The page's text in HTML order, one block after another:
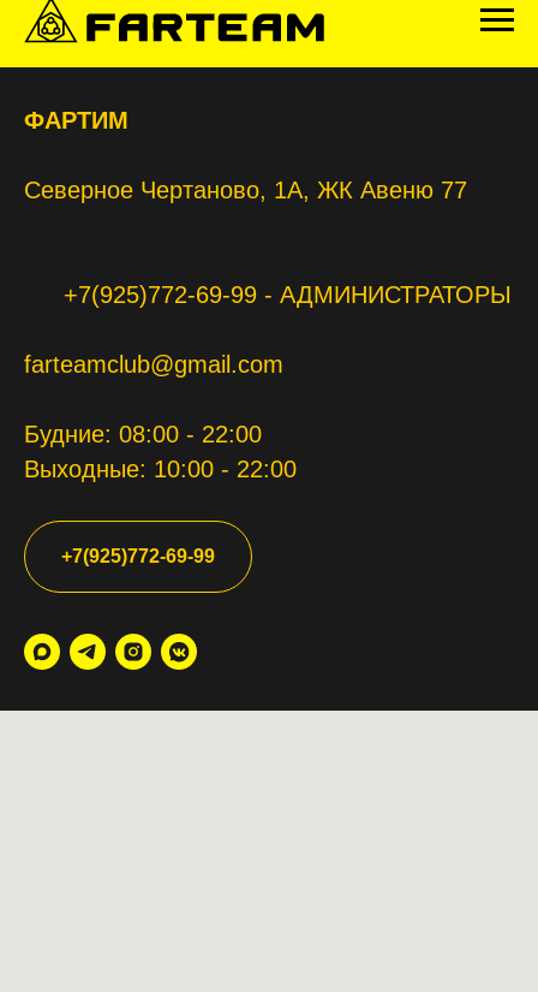
ФАРТИМ
Северное Чертаново, 1А, ЖК Авеню 77
+7(925)772-69-99 - АДМИНИСТРАТОРЫ
farteamclub@gmail.com
Будние: 08:00 - 22:00
Выходные: 10:00 - 22:00
+7(925)772-69-99